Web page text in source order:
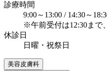
診療時間
9:00～13:00 / 14:30～
※午前受付は12:30まで
休診日
日曜・祝祭日
美容皮膚科